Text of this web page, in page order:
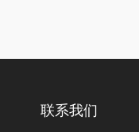
联系我们